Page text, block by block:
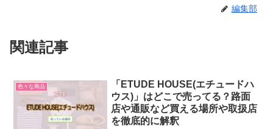
編集部
関連記事
色々な商品
「ETUDE HOUSE(エチュードハ
ウス)」はどこで売ってる？路面
店や通販など買える場所や取扱店
を徹底的に解釈